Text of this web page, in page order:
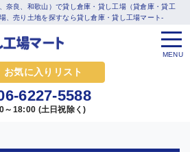
奈良、和歌山）で貸し倉庫・貸し工場（貸倉庫・貸工
、売り土地を探すなら貸し倉庫・貸し工場マート-
お気に入りリスト
6227-5588
～18:00 (土日祝除く)
MENU